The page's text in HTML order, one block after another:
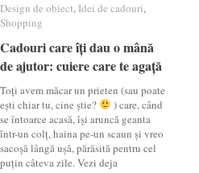
Design de obiect, Idei de cadouri,
Shopping
Cadouri care îți dau o mână
de ajutor: cuiere care te agață
Toți avem măcar un prieten (sau poate
ești chiar tu, cine știe?
) care, când
se întoarce acasă, își aruncă geanta
într-un colț, haina pe-un scaun și vreo
sacoșă lângă ușă, părăsită pentru cel
puțin câteva zile. Vezi deja
Design de obiect Idei de cadouri
Shopping
Cadouri care îți dau o mână
de ajutor: cuiere care te agață